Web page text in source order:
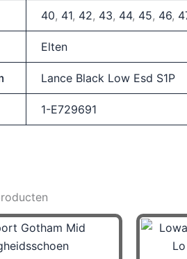
40, 41, 42, 43, 44, 45, 46,
Elten
Lance Black Low Esd S1P
1-E729691